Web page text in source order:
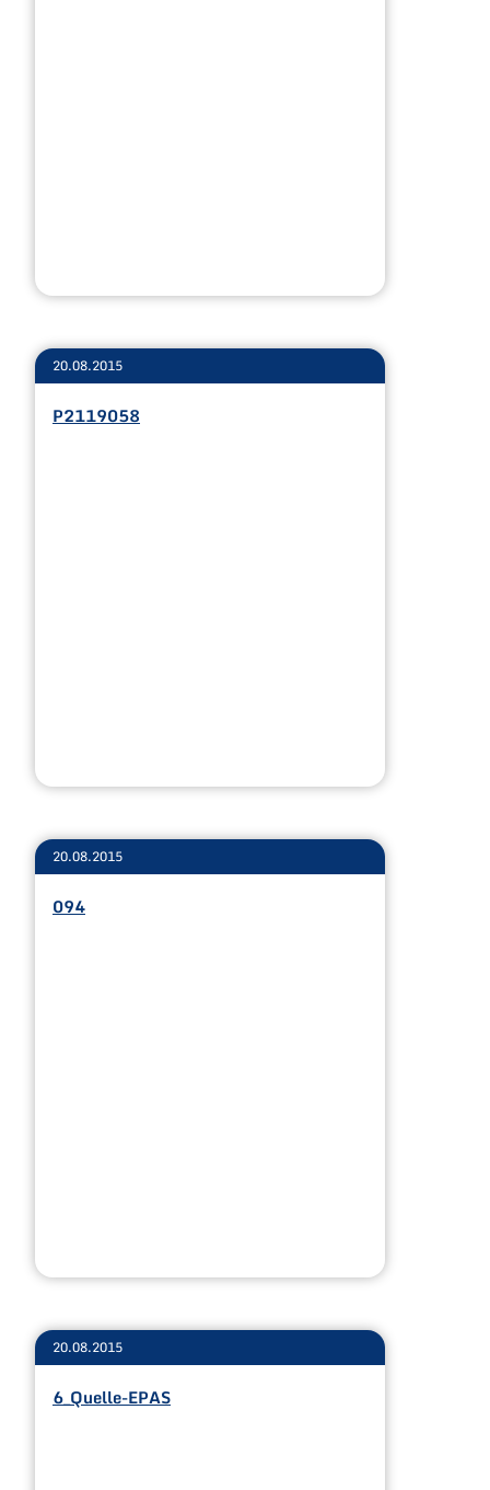
20.08.2015
P2119058
20.08.2015
094
20.08.2015
6_Quelle-EPAS